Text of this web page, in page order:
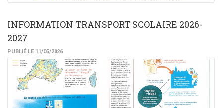
INFORMATION TRANSPORT SCOLAIRE 2026-
2027
PUBLIÉ LE 11/05/2026